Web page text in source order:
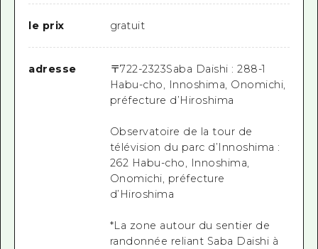
le prix gratuit
adresse 〒722-2323Saba Daishi : 288-1
Habu-cho, Innoshima, Onomichi,
préfecture d’Hiroshima
Observatoire de la tour de
télévision du parc d’Innoshima :
262 Habu-cho, Innoshima,
Onomichi, préfecture
d’Hiroshima
*La zone autour du sentier de
randonnée reliant Saba Daishi à